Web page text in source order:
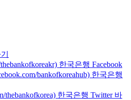
한국은행 Facebook
bankofkoreahub) 한국은행
thebankofkorea) 한국은행 Twitter 바